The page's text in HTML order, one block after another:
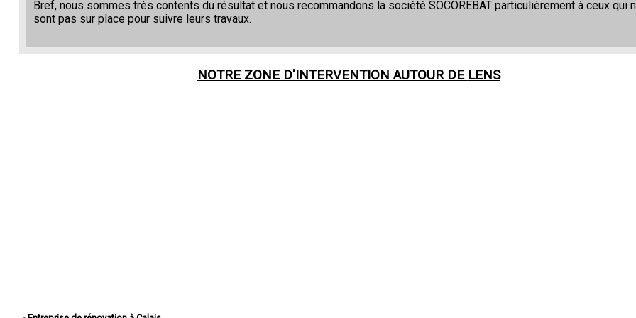
Bref, nous sommes très contents du résultat et nous recommandons la société SOCOREBAT particulièrement à ceux qui
sont pas sur place pour suivre leurs travaux.
NOTRE ZONE D'INTERVENTION AUTOUR DE LENS